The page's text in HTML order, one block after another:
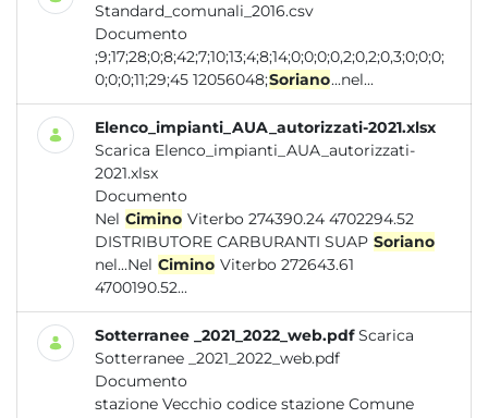
Standard_comunali_2016.csv
Documento
;9;17;28;0;8;42;7;10;13;4;8;14;0;0;0;0,2;0,2;0,3;0;0;0;
0;0;0;11;29;45 12056048;Soriano...nel...
Elenco_impianti_AUA_autorizzati-2021.xlsx
Scarica Elenco_impianti_AUA_autorizzati-
2021.xlsx
Documento
Nel Cimino Viterbo 274390.24 4702294.52
DISTRIBUTORE CARBURANTI SUAP Soriano
nel...Nel Cimino Viterbo 272643.61
4700190.52...
Sotterranee _2021_2022_web.pdf Scarica
Sotterranee _2021_2022_web.pdf
Documento
stazione Vecchio codice stazione Comune